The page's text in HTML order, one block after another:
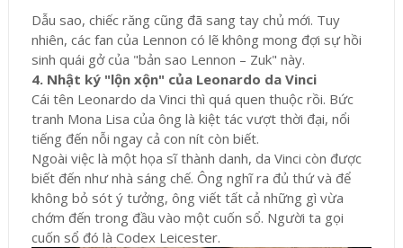
Dẫu sao, chiếc răng cũng đã sang tay chủ mới. Tuy
nhiên, các fan của Lennon có lẽ không mong đợi sự hồi
sinh quái gở của "bản sao Lennon – Zuk" này.
4. Nhật ký "lộn xộn" của Leonardo da Vinci
Cái tên Leonardo da Vinci thì quá quen thuộc rồi. Bức
tranh Mona Lisa của ông là kiệt tác vượt thời đại, nổi
tiếng đến nỗi ngay cả con nít còn biết.
Ngoài việc là một họa sĩ thành danh, da Vinci còn được
biết đến như nhà sáng chế. Ông nghĩ ra đủ thứ và để
không bỏ sót ý tưởng, ông viết tất cả những gì vừa
chớm đến trong đầu vào một cuốn sổ. Người ta gọi
cuốn sổ đó là Codex Leicester.